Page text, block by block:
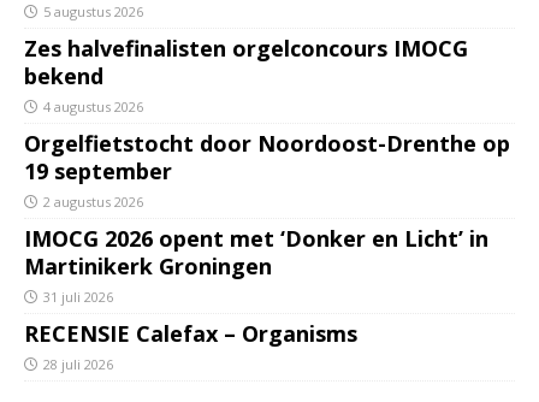
5 augustus 2026
Zes halvefinalisten orgelconcours IMOCG
bekend
4 augustus 2026
Orgelfietstocht door Noordoost-Drenthe op
19 september
2 augustus 2026
IMOCG 2026 opent met ‘Donker en Licht’ in
Martinikerk Groningen
31 juli 2026
RECENSIE Calefax – Organisms
28 juli 2026